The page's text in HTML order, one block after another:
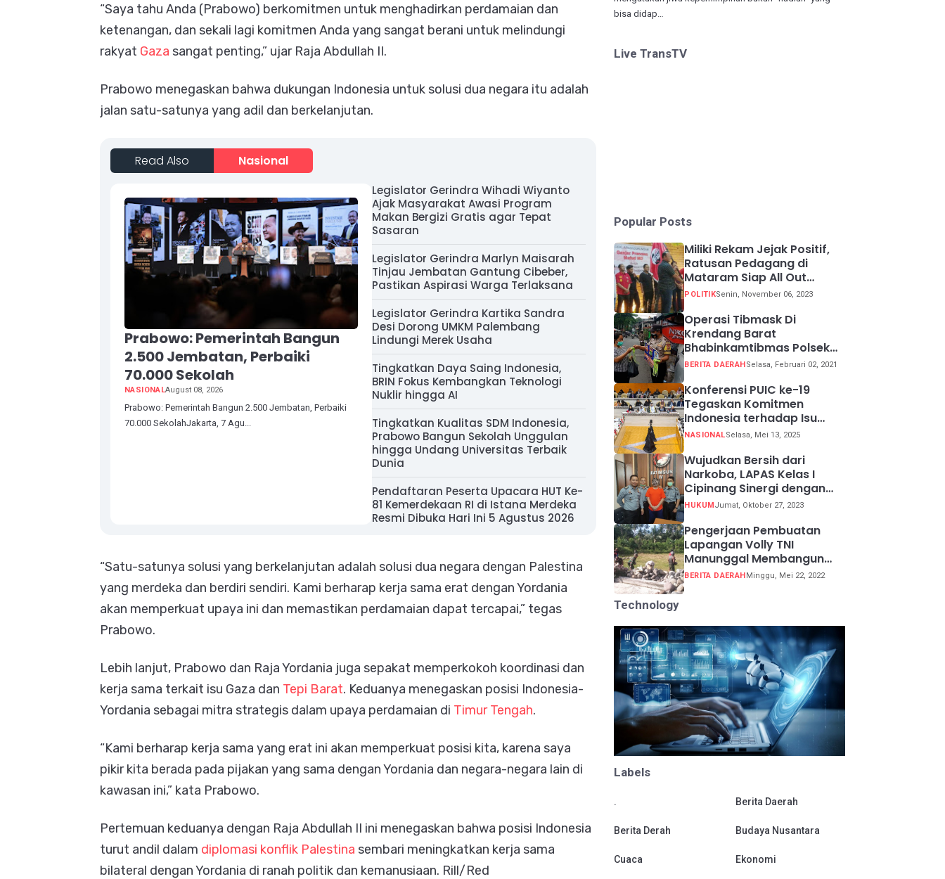
“Saya tahu Anda (Prabowo) berkomitmen untuk menghadirkan perdamaian dan
ketenangan, dan sekali lagi komitmen Anda yang sangat berani untuk melindungi
rakyat Gaza sangat penting,” ujar Raja Abdullah II.
Prabowo menegaskan bahwa dukungan Indonesia untuk solusi dua negara itu adalah
jalan satu-satunya yang adil dan berkelanjutan.
Read Also Nasional
Prabowo: Pemerintah Bangun
2.500 Jembatan, Perbaiki
70.000 Sekolah
NASIONALAugust 08, 2026
Prabowo: Pemerintah Bangun 2.500 Jembatan, Perbaiki
70.000 SekolahJakarta, 7 Agu...
Legislator Gerindra Wihadi Wiyanto
Ajak Masyarakat Awasi Program
Makan Bergizi Gratis agar Tepat
Sasaran
Legislator Gerindra Marlyn Maisarah
Tinjau Jembatan Gantung Cibeber,
Pastikan Aspirasi Warga Terlaksana
Legislator Gerindra Kartika Sandra
Desi Dorong UMKM Palembang
Lindungi Merek Usaha
Tingkatkan Daya Saing Indonesia,
BRIN Fokus Kembangkan Teknologi
Nuklir hingga AI
Tingkatkan Kualitas SDM Indonesia,
Prabowo Bangun Sekolah Unggulan
hingga Undang Universitas Terbaik
Dunia
Pendaftaran Peserta Upacara HUT Ke-
81 Kemerdekaan RI di Istana Merdeka
Resmi Dibuka Hari Ini 5 Agustus 2026
“Satu-satunya solusi yang berkelanjutan adalah solusi dua negara dengan Palestina
yang merdeka dan berdiri sendiri. Kami berharap kerja sama erat dengan Yordania
akan memperkuat upaya ini dan memastikan perdamaian dapat tercapai,” tegas
Prabowo.
Lebih lanjut, Prabowo dan Raja Yordania juga sepakat memperkokoh koordinasi dan
kerja sama terkait isu Gaza dan Tepi Barat. Keduanya menegaskan posisi Indonesia-
Yordania sebagai mitra strategis dalam upaya perdamaian di Timur Tengah.
“Kami berharap kerja sama yang erat ini akan memperkuat posisi kita, karena saya
pikir kita berada pada pijakan yang sama dengan Yordania dan negara-negara lain di
kawasan ini,” kata Prabowo.
Pertemuan keduanya dengan Raja Abdullah II ini menegaskan bahwa posisi Indonesia
turut andil dalam diplomasi konflik Palestina sembari meningkatkan kerja sama
bilateral dengan Yordania di ranah politik dan kemanusiaan. Rill/Red
bisa didap…
Live TransTV
Popular Posts
Miliki Rekam Jejak Positif,
Ratusan Pedagang di
Mataram Siap All Out
Menangkan Ganjar-Mahfud
POLITIKSenin, November 06, 2023
Operasi Tibmask Di
Krendang Barat
Bhabinkamtibmas Polsek
Tambora Bagikan Masker
Prokes
BERITA DAERAHSelasa, Februari 02, 2021
Konferensi PUIC ke-19
Tegaskan Komitmen
Indonesia terhadap Isu
Lingkungan Global
NASIONALSelasa, Mei 13, 2025
Wujudkan Bersih dari
Narkoba, LAPAS Kelas I
Cipinang Sinergi dengan
Kepolisian Resor Metro
HUKUMJumat, Oktober 27, 2023
Pengerjaan Pembuatan
Lapangan Volly TNI
Manunggal Membangun
Desa (TMMD) ke 113
BERITA DAERAHMinggu, Mei 22, 2022
Technology
Labels
. Berita Daerah
Berita Derah Budaya Nusantara
Cuaca Ekonomi